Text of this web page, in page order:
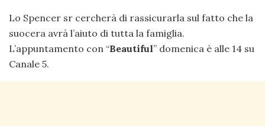
Lo Spencer sr cercherà di rassicurarla sul fatto che la
suocera avrà l’aiuto di tutta la famiglia.
L’appuntamento con “Beautiful” domenica è alle 14 su
Canale 5.